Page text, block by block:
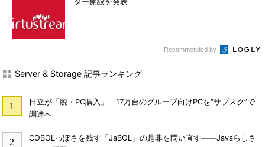
Recommended by
Server & Storage 記事ランキング
日立が「脱・PC購入」 17万台のグループ向けPCを“サブスク”で
調達へ
COBOLっぽさを残す「JaBOL」の是非を問い直す――Javaらしさ